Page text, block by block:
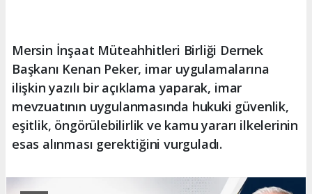
Mersin İnşaat Müteahhitleri Birliği Dernek
Başkanı Kenan Peker, imar uygulamalarına
ilişkin yazılı bir açıklama yaparak, imar
mevzuatının uygulanmasında hukuki güvenlik,
eşitlik, öngörülebilirlik ve kamu yararı ilkelerinin
esas alınması gerektiğini vurguladı.